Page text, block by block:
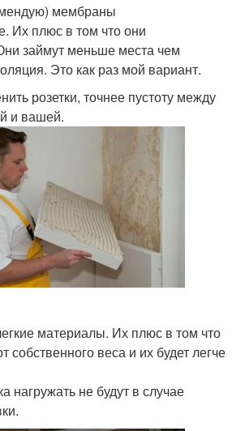
мембраны
Их плюс в том что они
займут меньше места чем
Это как раз мой вариант.
розетки, точнее пустоту между
и вашей.
материалы. Их плюс в том что
собственного веса и их будет легче
нагружать не будут в случае